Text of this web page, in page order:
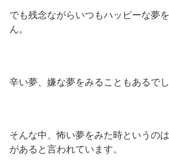
でも残念ながらいつもハッピーな夢
ん。
辛い夢、嫌な夢をみることもあるでし
そんな中、怖い夢をみた時というの
があると言われています。